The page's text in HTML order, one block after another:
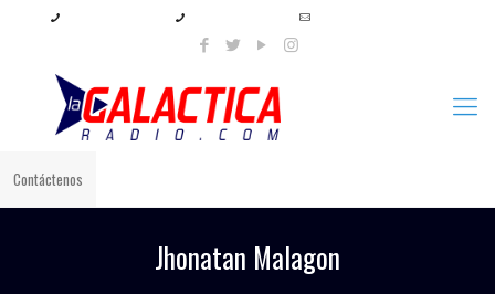
Contáctenos
Jhonatan Malagon